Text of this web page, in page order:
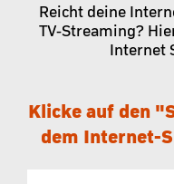
Reicht deine
TV-Streaming?
Internet
Klicke auf den
dem Internet-